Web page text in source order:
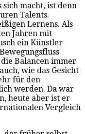
sich macht, ist denn
Talents.
Lernens. Als
Jahren mit
ein Künstler
Balancen immer
wie das Gesicht
für den
werden. Da war
heute aber ist er
Vergleich